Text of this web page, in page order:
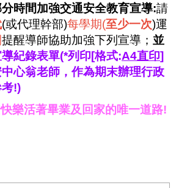
時間加強交通安全教育宣導:請
(或代理幹部)每學期(至少一次)運
提醒導師協助加強下列宣導； 並
紀錄表單(*列印[格式:A4直印]
心翁老師，作為期末辦理行政
!)
樂活著畢業及回家的唯一道路!